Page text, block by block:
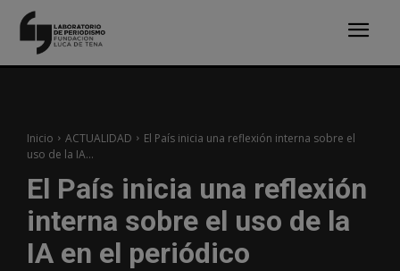
Inicio ACTUALIDAD
El País inicia una reflexión interna sobre el
uso de la IA...
El País inicia una reflexión
interna sobre el uso de la
IA en el periódico